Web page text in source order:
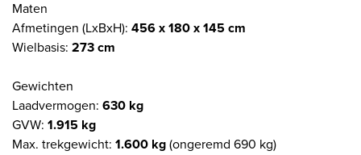
Maten
Afmetingen (LxBxH): 456 x 180 x 145 cm
Wielbasis: 273 cm
Gewichten
Laadvermogen: 630 kg
GVW: 1.915 kg
Max. trekgewicht: 1.600 kg(ongeremd 690 kg)